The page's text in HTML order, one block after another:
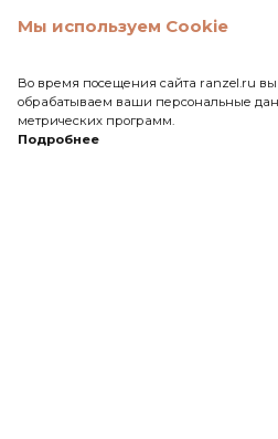
Будьте в курсе событий мира
эксклюзивные предложения,
Мы используем Cookie
Во время посещения сайта ranzel.ru вы
обрабатываем ваши персональные
метрических программ.
Подробнее